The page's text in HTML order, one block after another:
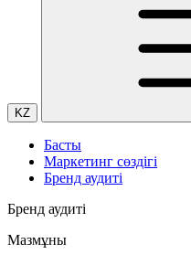
KZ
Басты
Маркетинг сөздігі
Бренд аудиті
Бренд аудиті
Мазмұны